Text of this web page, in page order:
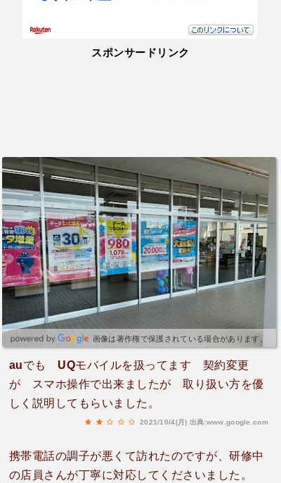
スポンサードリンク
画像は著作権で保護されている場合があります。
auでも UQモバイルを扱ってます 契約変更
が スマホ操作で出来ましたが 取り扱い方を優
しく説明してもらいました。
2021/10/4(月) 出典:www.google.com
携帯電話の調子が悪くて訪れたのですが、研修中
の店員さんが丁寧に対応してくださいました。